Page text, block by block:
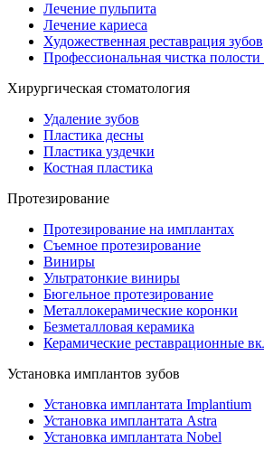
Лечение пульпита
Лечение кариеса
Художественная реставрация зубов
Профессиональная чистка полости
Хирургическая стоматология
Удаление зубов
Пластика десны
Пластика уздечки
Костная пластика
Протезирование
Протезирование на имплантах
Съемное протезирование
Виниры
Ультратонкие виниры
Бюгельное протезирование
Металлокерамические коронки
Безметалловая керамика
Керамические реставрационные
Установка имплантов зубов
Установка имплантата Implantium
Установка имплантата Astra
Установка имплантата Nobel